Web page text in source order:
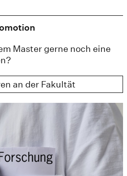
Master gerne noch eine
an der Fakultät